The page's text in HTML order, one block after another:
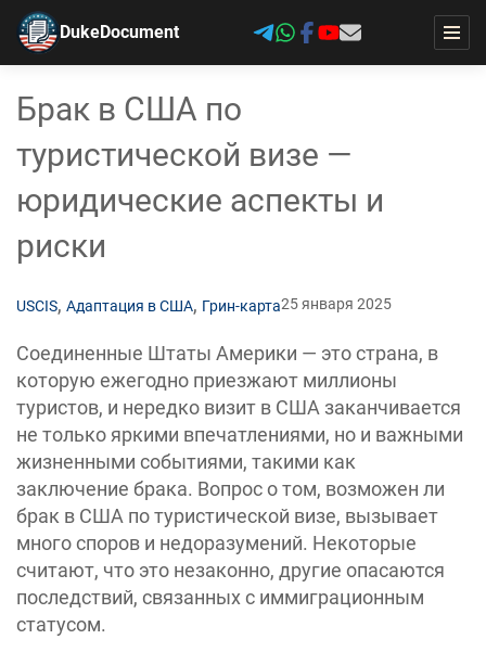
DukeDocument
Брак в США по
туристической визе —
юридические аспекты и
риски
USCIS, Адаптация в США, Грин-карта25 января 2025
Соединенные Штаты Америки — это страна, в
которую ежегодно приезжают миллионы
туристов, и нередко визит в США заканчивается
не только яркими впечатлениями, но и важными
жизненными событиями, такими как
заключение брака. Вопрос о том, возможен ли
брак в США по туристической визе, вызывает
много споров и недоразумений. Некоторые
считают, что это незаконно, другие опасаются
последствий, связанных с иммиграционным
статусом.